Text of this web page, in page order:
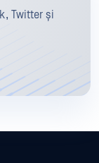
Twitter și